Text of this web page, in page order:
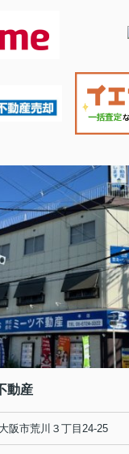
動産
阪市荒川３丁目24-25